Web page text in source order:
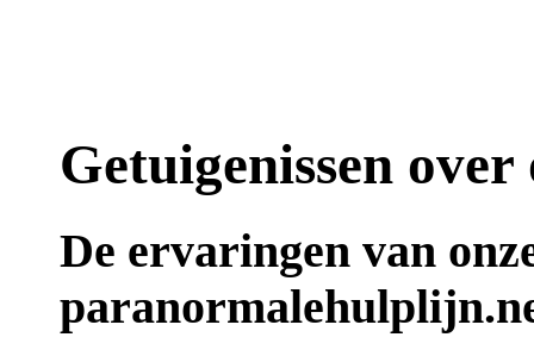
Getuigenissen
De ervaringen van